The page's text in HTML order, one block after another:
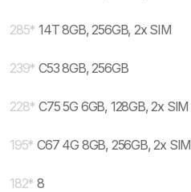
285* 14T 8GB, 256GB, 2x SIM
239* C53 8GB, 256GB
228* C75 5G 6GB, 128GB, 2x SIM
195* C67 4G 8GB, 256GB, 2x SIM
182* 8